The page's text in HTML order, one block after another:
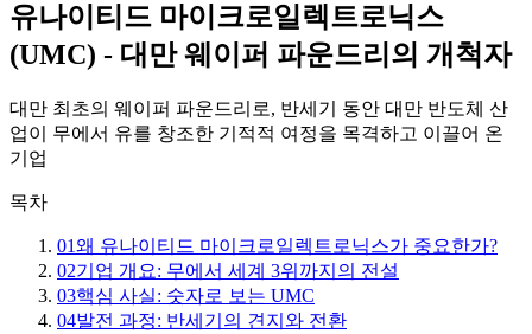
유나이티드 마이크로일렉트로닉스
(UMC) - 대만 웨이퍼 파운드리의 개척자
대만 최초의 웨이퍼 파운드리로, 반세기 동안 대만 반도체 산
업이 무에서 유를 창조한 기적적 여정을 목격하고 이끌어 온
기업
목차
01왜 유나이티드 마이크로일렉트로닉스가 중요한가?
02기업 개요: 무에서 세계 3위까지의 전설
03핵심 사실: 숫자로 보는 UMC
04발전 과정: 반세기의 견지와 전환